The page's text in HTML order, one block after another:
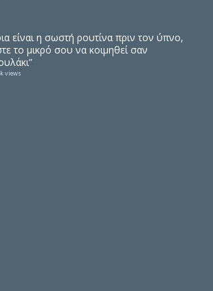
είναι η σωστή ρουτίνα πριν τον ύπνο,
το μικρό σου να κοιμηθεί σαν
views